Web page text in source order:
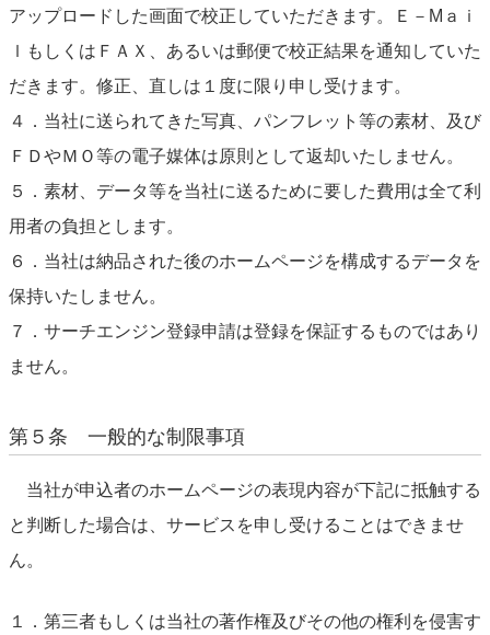
アップロードした画面で校正していただきます。Ｅ－Mａｉ
ｌもしくはＦＡＸ、あるいは郵便で校正結果を通知していた
だきます。修正、直しは１度に限り申し受けます。
４．当社に送られてきた写真、パンフレット等の素材、及び
ＦＤやＭＯ等の電子媒体は原則として返却いたしません。
５．素材、データ等を当社に送るために要した費用は全て利
用者の負担とします。
６．当社は納品された後のホームページを構成するデータを
保持いたしません。
７．サーチエンジン登録申請は登録を保証するものではあり
ません。
第５条 一般的な制限事項
当社が申込者のホームページの表現内容が下記に抵触する
と判断した場合は、サービスを申し受けることはできませ
ん。
１．第三者もしくは当社の著作権及びその他の権利を侵害す